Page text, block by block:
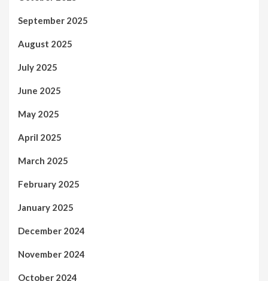
September 2025
August 2025
July 2025
June 2025
May 2025
April 2025
March 2025
February 2025
January 2025
December 2024
November 2024
October 2024